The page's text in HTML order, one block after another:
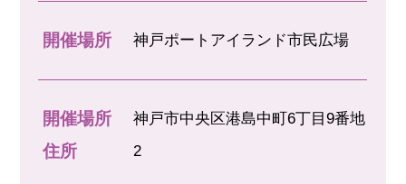
開催場所 神戸ポートアイランド市民広場
開催場所
住所
神戸市中央区港島中町6丁目9番地
2